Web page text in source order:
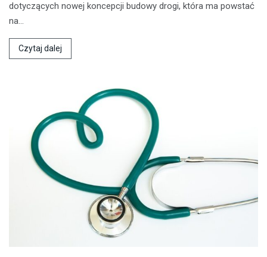
dotyczących nowej koncepcji budowy drogi, która ma powstać
na…
Czytaj dalej